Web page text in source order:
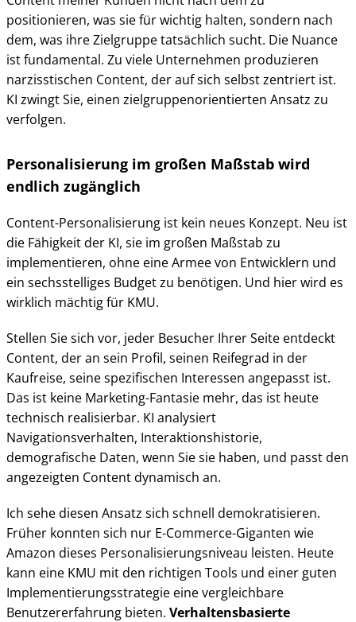
positionieren, was sie für wichtig halten, sondern nach
dem, was ihre Zielgruppe tatsächlich sucht. Die Nuance
ist fundamental. Zu viele Unternehmen produzieren
narzisstischen Content, der auf sich selbst zentriert ist.
KI zwingt Sie, einen zielgruppenorientierten Ansatz zu
verfolgen.
Personalisierung im großen Maßstab wird
endlich zugänglich
Content-Personalisierung ist kein neues Konzept. Neu ist
die Fähigkeit der KI, sie im großen Maßstab zu
implementieren, ohne eine Armee von Entwicklern und
ein sechsstelliges Budget zu benötigen. Und hier wird es
wirklich mächtig für KMU.
Stellen Sie sich vor, jeder Besucher Ihrer Seite entdeckt
Content, der an sein Profil, seinen Reifegrad in der
Kaufreise, seine spezifischen Interessen angepasst ist.
Das ist keine Marketing-Fantasie mehr, das ist heute
technisch realisierbar. KI analysiert
Navigationsverhalten, Interaktionshistorie,
demografische Daten, wenn Sie sie haben, und passt den
angezeigten Content dynamisch an.
Ich sehe diesen Ansatz sich schnell demokratisieren.
Früher konnten sich nur E-Commerce-Giganten wie
Amazon dieses Personalisierungsniveau leisten. Heute
kann eine KMU mit den richtigen Tools und einer guten
Implementierungsstrategie eine vergleichbare
Benutzererfahrung bieten. Verhaltensbasierte